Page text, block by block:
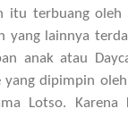
itu terbuang oleh
yang lainnya
anak atau
yang dipimpin
Lotso. Karena